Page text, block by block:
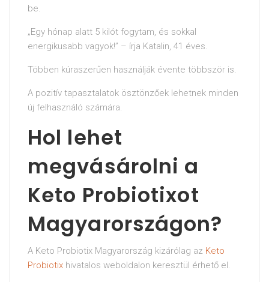
be.
„Egy hónap alatt 5 kilót fogytam, és sokkal
energikusabb vagyok!” – írja Katalin, 41 éves.
Többen kúraszerűen használják évente többször is.
A pozitív tapasztalatok ösztönzőek lehetnek minden
új felhasználó számára.
Hol lehet
megvásárolni a
Keto Probiotixot
Magyarországon?
A Keto Probiotix Magyarország kizárólag az Keto
Probiotix hivatalos weboldalon keresztül érhető el.